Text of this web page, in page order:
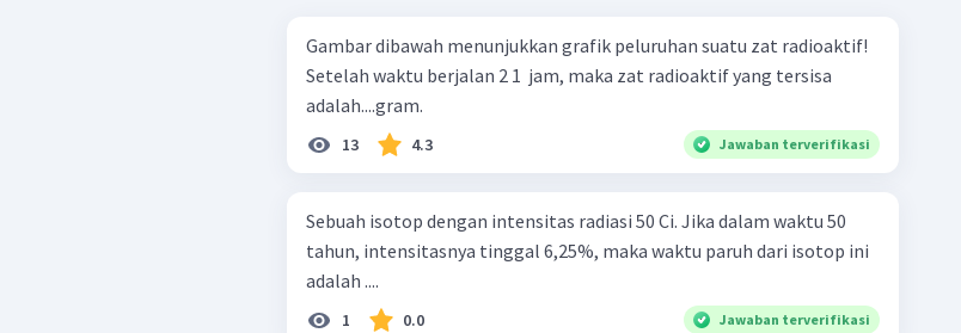
Gambar dibawah menunjukkan grafik peluruhan suatu zat radioaktif!
Setelah waktu berjalan 2 1 ​ jam, maka zat radioaktif yang tersisa
adalah....gram.
13 4.3 Jawaban terverifikasi
Sebuah isotop dengan intensitas radiasi 50 Ci. Jika dalam waktu 50
tahun, intensitasnya tinggal 6,25%, maka waktu paruh dari isotop ini
adalah ....
1 0.0 Jawaban terverifikasi